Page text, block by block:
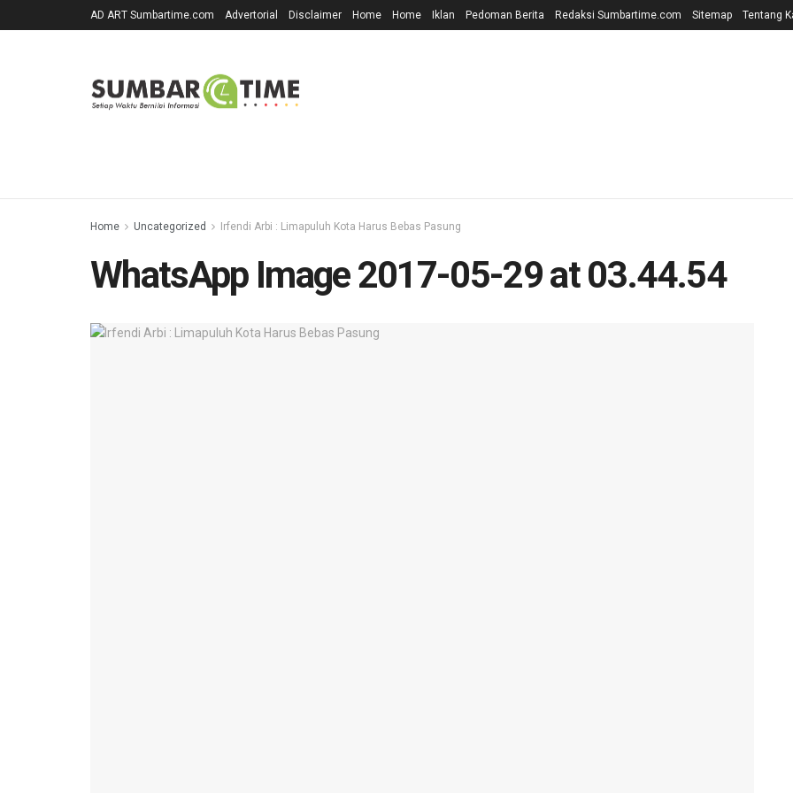
AD ART Sumbartime.com Advertorial Disclaimer Home Home Iklan Pedoman Berita Redaksi Sumbartime.com Sitemap Tentang
Home Uncategorized Irfendi Arbi : Limapuluh Kota Harus Bebas Pasung
WhatsApp Image 2017-05-29 at 03.44.54